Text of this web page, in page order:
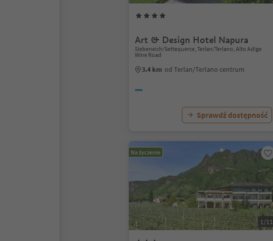
Art & Design Hotel Napura
Siebeneich/Settequerce, Terlan/Terlano, Alto Adige
Wine Road
3.4 km od Terlan/Terlano centrum
Sprawdź dostępność
Na życzenie
1/11